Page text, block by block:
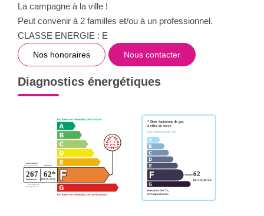
La campagne à la ville !
Peut convenir à 2 familles et/ou à un professionnel.
CLASSE ENERGIE : E
Nos honoraires Nous contacter
Diagnostics énergétiques